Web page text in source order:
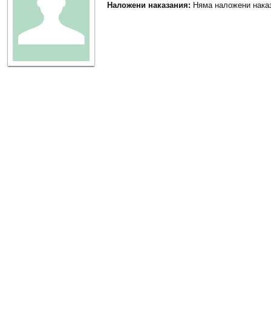
Наложени наказания: Няма наложени